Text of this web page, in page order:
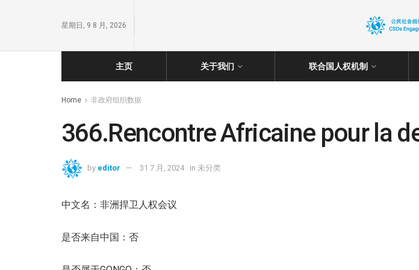
星期日, 9 8 月, 2026
主页 关于我们 联合国人权机制
Home 非政府组织数据
366.Rencontre Africaine pour la
by editor 31 7 月, 2024 in 未分类
中文名：非洲捍卫人权会议
是否来自中国：否